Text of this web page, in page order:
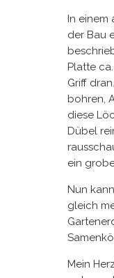
In einem
der Bau
Platte
Griff
bohren,
diese
Dübel
ein
Nun
gleich
Mein